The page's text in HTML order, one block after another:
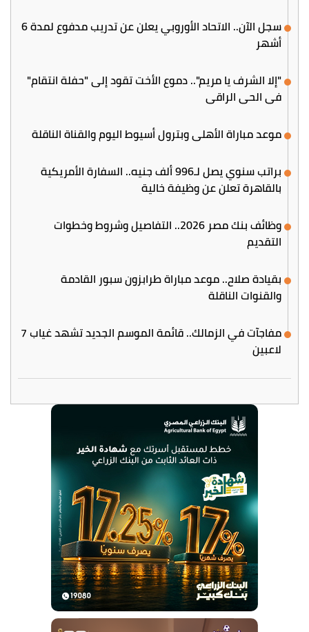
سجل الآن.. الاتحاد الأوروبي يعلن عن تدريب مدفوع لمدة 6
أشهر
"إلا الشرف يا مريم".. دموع الأخت تقود إلى "حفلة انتقام"
في الحي الراقي
موعد مباراة الأهلي وبترول أسيوط اليوم والقناة الناقلة
براتب سنوي يصل لـ996 ألف جنيه.. السفارة الأمريكية
بالقاهرة تعلن عن وظيفة خالية
وظائف بنك مصر 2026.. التفاصيل وشروط وخطوات
التقديم
بقيادة صلاح.. موعد مباراة طرابزون سبور القادمة
والقنوات الناقلة
مفاجآت في الزمالك.. قائمة الموسم الجديد تشهد غياب 7
لاعبين